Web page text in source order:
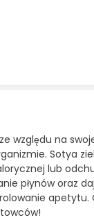
względu na
Sotya
lub
płynów oraz